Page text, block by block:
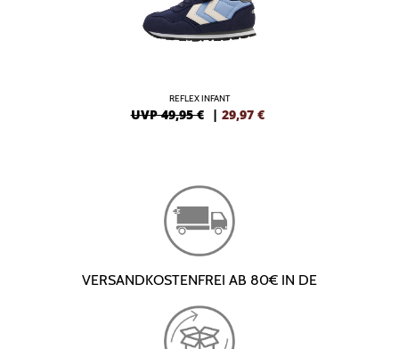
REFLEX INFANT
UVP 49,95 € | 29,97 €
VERSANDKOSTENFREI AB 80€ IN DE